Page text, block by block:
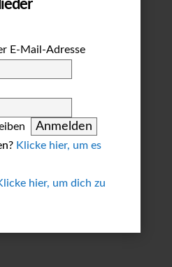
E-Mail-Adresse
Klicke hier, um es
hier, um dich zu